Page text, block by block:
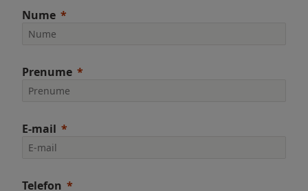
Nume
Prenume
E-mail
Telefon